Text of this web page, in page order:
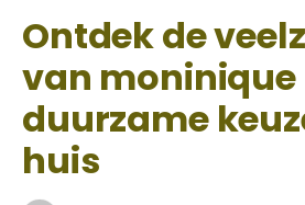
Ontdek de
van moninique
duurzame
huis